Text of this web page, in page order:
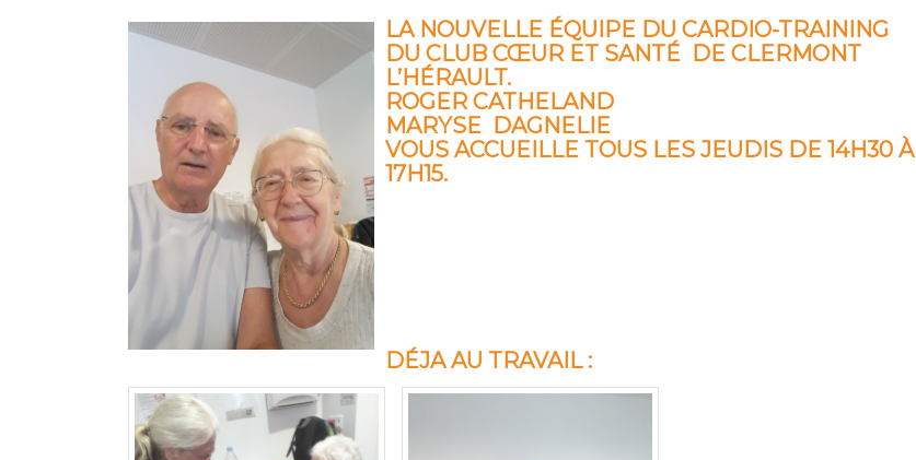
LA NOUVELLE ÉQUIPE DU CARDIO-TRAINING
DU CLUB CŒUR ET SANTÉ DE CLERMONT
L’HÉRAULT.
ROGER CATHELAND
MARYSE DAGNELIE
VOUS ACCUEILLE TOUS LES JEUDIS DE 14H30 À
17H15.
DÉJA AU TRAVAIL :